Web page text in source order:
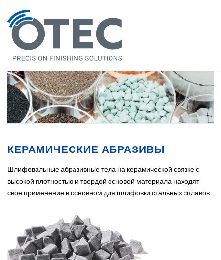
КЕРАМИЧЕСКИЕ АБРАЗИВЫ
Шлифовальные абразивные тела на керамической связке с
высокой плотностью и твердой основой материала находят
свое применение в основном для шлифовки стальных сплавов.